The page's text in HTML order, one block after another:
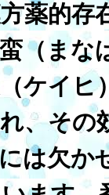
薬的存
（まな
ケイヒ
、その
は欠か